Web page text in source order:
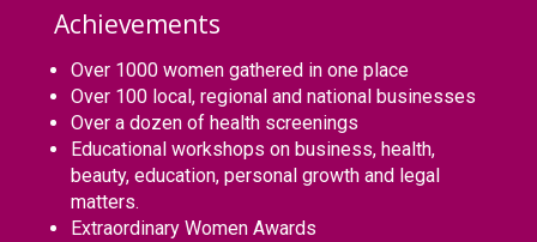
Achievements
Over 1000 women gathered in one place
Over 100 local, regional and national businesses
Over a dozen of health screenings
Educational workshops on business, health,
beauty, education, personal growth and legal
matters.
Extraordinary Women Awards